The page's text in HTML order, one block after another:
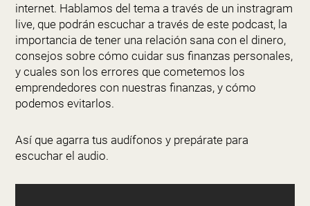
internet. Hablamos del tema a través de un instragram
live, que podrán escuchar a través de este podcast, la
importancia de tener una relación sana con el dinero,
consejos sobre cómo cuidar sus finanzas personales,
y cuales son los errores que cometemos los
emprendedores con nuestras finanzas, y cómo
podemos evitarlos.
Así que agarra tus audífonos y prepárate para
escuchar el audio.